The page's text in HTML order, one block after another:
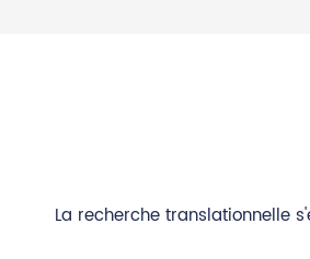
La recherche translationnelle